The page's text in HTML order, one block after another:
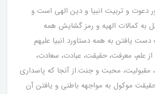
دعوت و تربیت انبیا و دین الهی است و
به کمالات الهیه و رمز گشایش همه
یافتن به همه دستاورد انبیا علیهم
علم، معرفت، حقیقت، عبادت، سعادت،
مقبولیت، محبت و جنت.از آنجا که پاسداری
موکول به مواجهه باطنی و یافتن آن